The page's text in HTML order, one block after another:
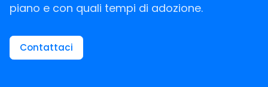
piano e con quali tempi di adozione.
Contattaci